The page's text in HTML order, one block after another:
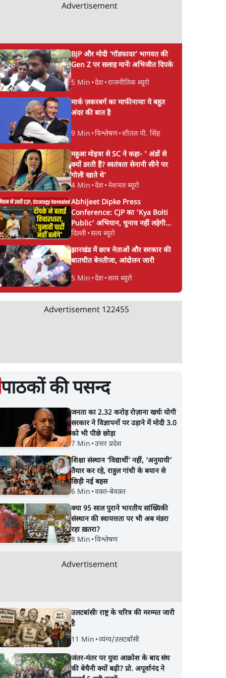
Advertisement
BJP और मोदी ‘गॉडफादर’ भागवत की
Gen Z पर सलाह मानेंः अभिजीत दिपके
5 Min •देश•राजनीतिक ब्यूरो
मार्क ज़करबर्ग का माफीनामाः ये बहुत
अंदर की बात है
9 Min •विश्लेषण•शीतल पी. सिंह
महुआ मोइत्रा से SC ने कहा- ' अंडों से
क्यों डरती हैं? स्वतंत्रता सेनानी सीने पर
गोली खाते थे'
4 Min •देश•नेशनल ब्यूरो
Abhijeet Dipke Press
Conference: CJP का 'Kya Bolti
Public' अभियान, चुनाव नहीं लड़ेगी
CJP!
दिल्ली•सत्य ब्यूरो
झारखंड में छात्र नेताओं और सरकार की
बातचीत बेनतीजा, आंदोलन जारी
5 Min •देश•सत्य ब्यूरो
Advertisement 122455
पाठकों की पसन्द
जनता का 2.32 करोड़ रोज़ाना खर्चः योगी
सरकार ने विज्ञापनों पर उड़ाने में मोदी 3.0
को भी पीछे छोड़ा
7 Min •उत्तर प्रदेश
शिक्षा संस्थान ‘विद्यार्थी’ नहीं, ‘अनुयायी’
तैयार कर रहे, राहुल गांधी के बयान से
छिड़ी नई बहस
6 Min •वक़्त-बेवक़्त
क्या 95 साल पुराने भारतीय सांख्यिकी
संस्थान की स्वायत्तता पर भी अब मंडरा
रहा ख़तरा?
8 Min •विश्लेषण
Advertisement
उलटबांसीः राष्ट्र के चरित्र की मरम्मत जारी
है
11 Min •व्यंग्य/उलटबाँसी
जंतर-मंतर पर युवा आक्रोश के बाद संघ
की बेचैनी क्यों बढ़ी? प्रो. अपूर्वानंद ने